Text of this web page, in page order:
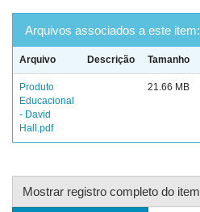
Arquivos associados a este item:
Arquivo Descrição Tamanho
Produto
Educacional
- David
Hall.pdf
21.66 MB
Mostrar registro completo do item